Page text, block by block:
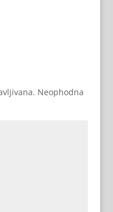
Neophodna